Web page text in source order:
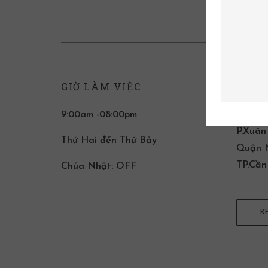
GIỜ LÀM VIỆC
9:00am -08:00pm
Thứ Hai đến Thứ Bảy
Chúa Nhật: OFF
Quận